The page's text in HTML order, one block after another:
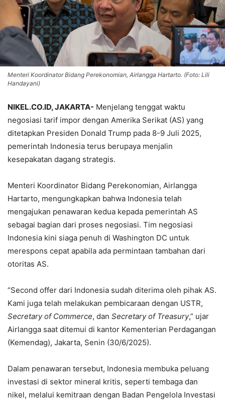
Menteri Koordinator Bidang Perekonomian, Airlangga Hartarto. (Foto: Lili
Handayani)
NIKEL.CO.ID, JAKARTA- Menjelang tenggat waktu
negosiasi tarif impor dengan Amerika Serikat (AS) yang
ditetapkan Presiden Donald Trump pada 8-9 Juli 2025,
pemerintah Indonesia terus berupaya menjalin
kesepakatan dagang strategis.
Menteri Koordinator Bidang Perekonomian, Airlangga
Hartarto, mengungkapkan bahwa Indonesia telah
mengajukan penawaran kedua kepada pemerintah AS
sebagai bagian dari proses negosiasi. Tim negosiasi
Indonesia kini siaga penuh di Washington DC untuk
merespons cepat apabila ada permintaan tambahan dari
otoritas AS.
“Second offer dari Indonesia sudah diterima oleh pihak AS.
Kami juga telah melakukan pembicaraan dengan USTR,
Secretary of Commerce, dan Secretary of Treasury,” ujar
Airlangga saat ditemui di kantor Kementerian Perdagangan
(Kemendag), Jakarta, Senin (30/6/2025).
Dalam penawaran tersebut, Indonesia membuka peluang
investasi di sektor mineral kritis, seperti tembaga dan
nikel, melalui kemitraan dengan Badan Pengelola Investasi